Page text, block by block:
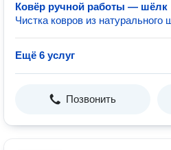
Ковёр ручной работы — шёлк
Чистка ковров из натурального
Ещё 6 услуг
Позвонить